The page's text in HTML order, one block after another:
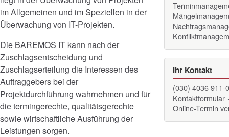
im Allgemeinen und im Speziellen in der
Überwachung von IT-Projekten.
Die BAREMOS IT kann nach der
Zuschlagsentscheidung und
Zuschlagserteilung die Interessen des
Auftraggebers bei der
Projektdurchführung wahrnehmen und für
die termingerechte, qualitätsgerechte
sowie wirtschaftliche Ausführung der
Leistungen sorgen.
Ihr Kontakt
(030) 4036 911-
Online-Termin